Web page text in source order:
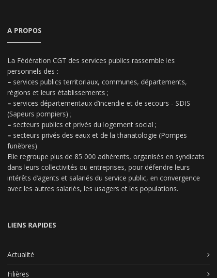
A PROPOS
La Fédération CGT des services publics rassemble les
personnels des :
– services publics territoriaux, communes, départements,
régions et leurs établissements ;
– services départementaux d’incendie et de secours - SDIS
(Sapeurs pompiers) ;
– secteurs publics et privés du logement social ;
– secteurs privés des eaux et de la thanatologie (Pompes
funèbres)
Elle regroupe plus de 85 000 adhérents, organisés en syndicats
dans leurs collectivités ou entreprises, pour défendre leurs
intérêts d’agents et salariés du service public, en convergence
avec les autres salariés, les usagers et les populations.
LIENS RAPIDES
Actualité
Filières